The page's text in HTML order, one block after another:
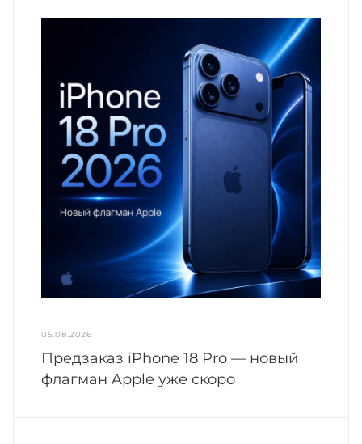
05.08.2026
Предзаказ iPhone 18 Pro — новый
флагман Apple уже скоро